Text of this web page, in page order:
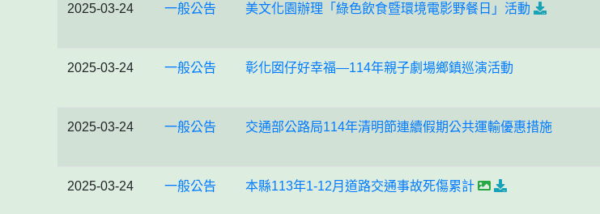
2025-03-24 一般公告 美文化園辦理「綠色飲食暨環境電影野餐日」活動
2025-03-24 一般公告 彰化囡仔好幸福—114年親子劇場鄉鎮巡演活動
2025-03-24 一般公告 交通部公路局114年清明節連續假期公共運輸優惠措施
2025-03-24 一般公告 本縣113年1-12月道路交通事故死傷累計